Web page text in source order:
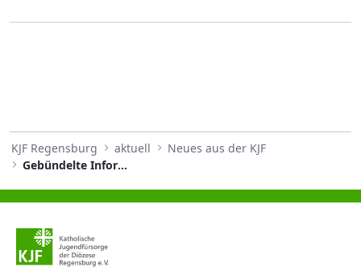
KJF Regensburg aktuell
Neues aus der KJF
Gebündelte Informationen aus einer Hand